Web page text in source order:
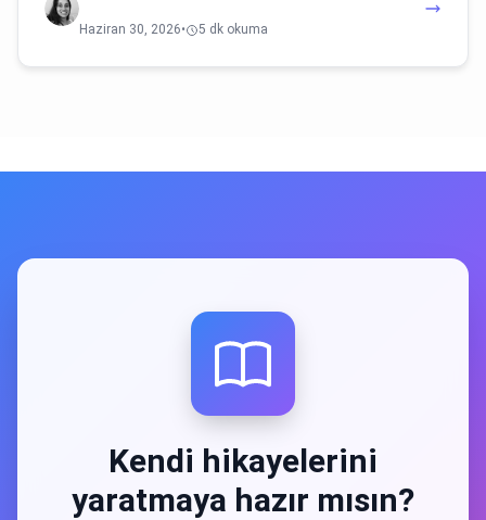
Haziran 30, 2026• 5 dk okuma
Kendi hikayelerini
yaratmaya hazır mısın?